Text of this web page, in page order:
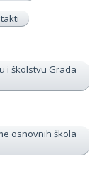
i školstvu Grada
osnovnih škola